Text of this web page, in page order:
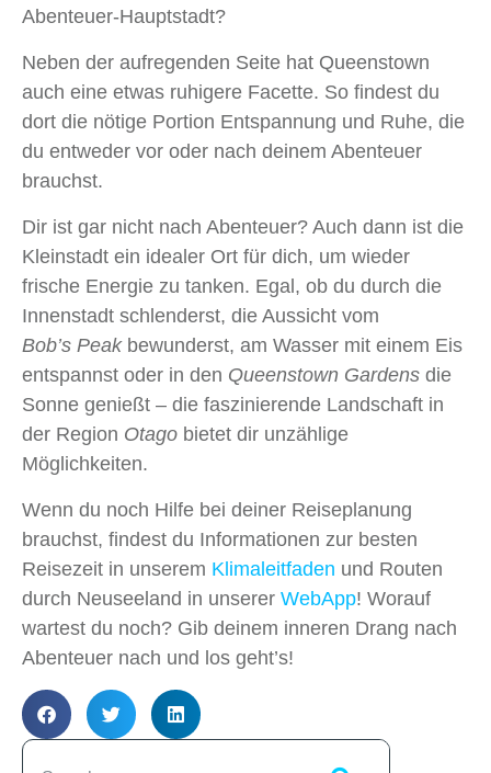
Abenteuer‑Hauptstadt?
Neben der aufregenden Seite hat Queenstown
auch eine etwas ruhigere Facette. So findest du
dort die nötige Portion Entspannung und Ruhe, die
du entweder vor oder nach deinem Abenteuer
brauchst.
Dir ist gar nicht nach Abenteuer? Auch dann ist die
Kleinstadt ein idealer Ort für dich, um wieder
frische Energie zu tanken. Egal, ob du durch die
Innenstadt schlenderst, die Aussicht vom
Bob’s Peakbewunderst, am Wasser mit einem Eis
entspannst oder in den Queenstown Gardens die
Sonne genießt – die faszinierende Landschaft in
der Region Otago bietet dir unzählige
Möglichkeiten.
Wenn du noch Hilfe bei deiner Reiseplanung
brauchst, findest du Informationen zur besten
Reisezeit in unserem Klimaleitfaden und Routen
durch Neuseeland in unserer WebApp! Worauf
wartest du noch? Gib deinem inneren Drang nach
Abenteuer nach und los geht’s!